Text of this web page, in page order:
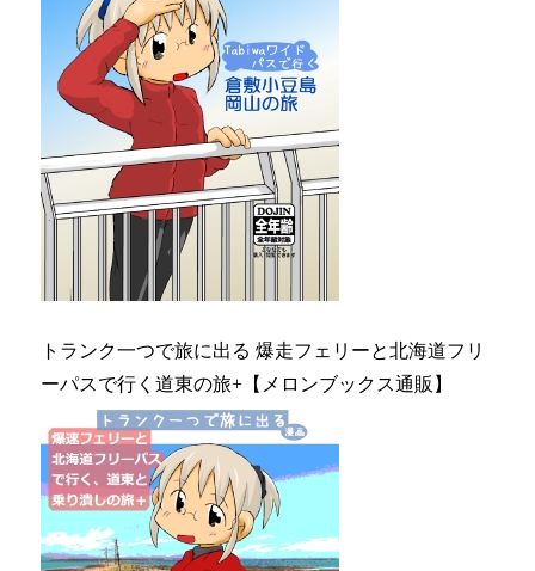
トランク一つで旅に出る 爆走フェリーと北海道フリ
ーパスで行く道東の旅+【メロンブックス通販】